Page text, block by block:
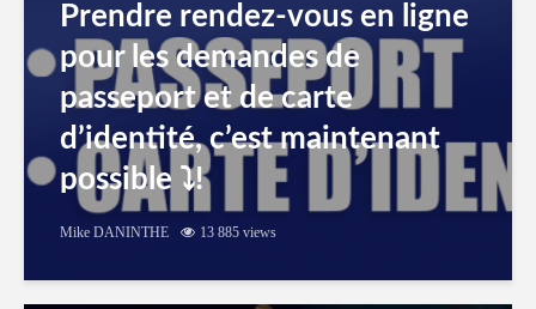
Prendre rendez-vous en ligne
pour les demandes de
passeport et de carte
d’identité, c’est maintenant
possible ⤵️!
Mike DANINTHE 13 885 views